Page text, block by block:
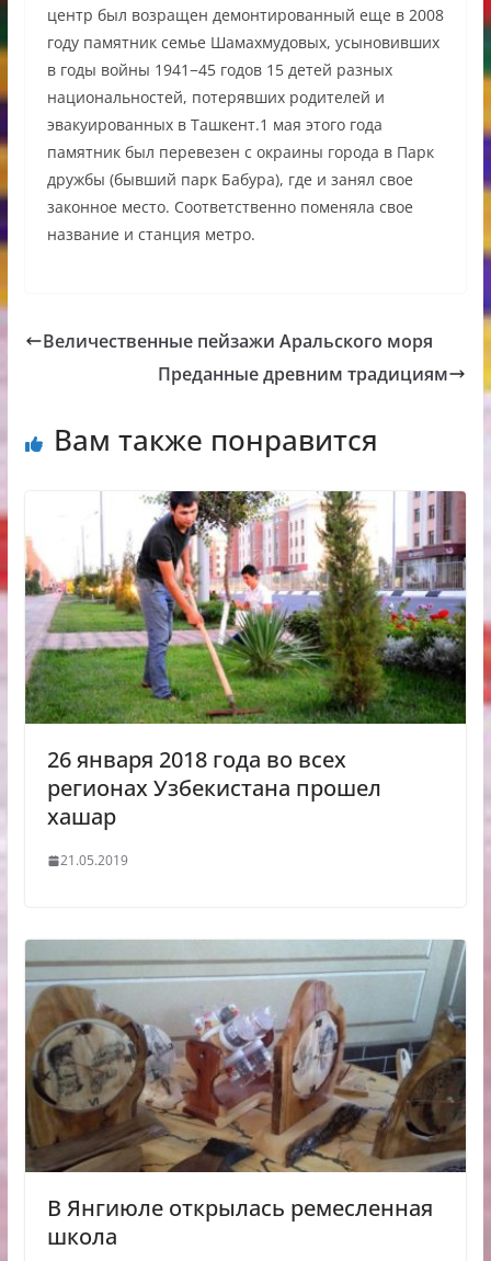
центр был возращен демонтированный еще в 2008
году памятник семье Шамахмудовых, усыновивших
в годы войны 1941−45 годов 15 детей разных
национальностей, потерявших родителей и
эвакуированных в Ташкент.1 мая этого года
памятник был перевезен с окраины города в Парк
дружбы (бывший парк Бабура), где и занял свое
законное место. Соответственно поменяла свое
название и станция метро.
Величественные пейзажи Аральского моря
Преданные древним традициям
Вам также понравится
26 января 2018 года во всех
регионах Узбекистана прошел
хашар
21.05.2019
В Янгиюле открылась ремесленная
школа